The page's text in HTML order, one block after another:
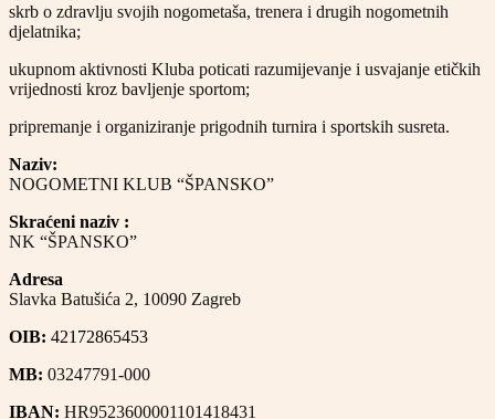
skrb o zdravlju svojih nogometaša, trenera i drugih nogometnih
djelatnika;
ukupnom aktivnosti Kluba poticati razumijevanje i usvajanje etičkih
vrijednosti kroz bavljenje sportom;
pripremanje i organiziranje prigodnih turnira i sportskih susreta.
Naziv:
NOGOMETNI KLUB “ŠPANSKO”
Skraćeni naziv :
NK “ŠPANSKO”
Adresa
Slavka Batušića 2, 10090 Zagreb
OIB: 42172865453
MB: 03247791-000
IBAN: HR9523600001101418431